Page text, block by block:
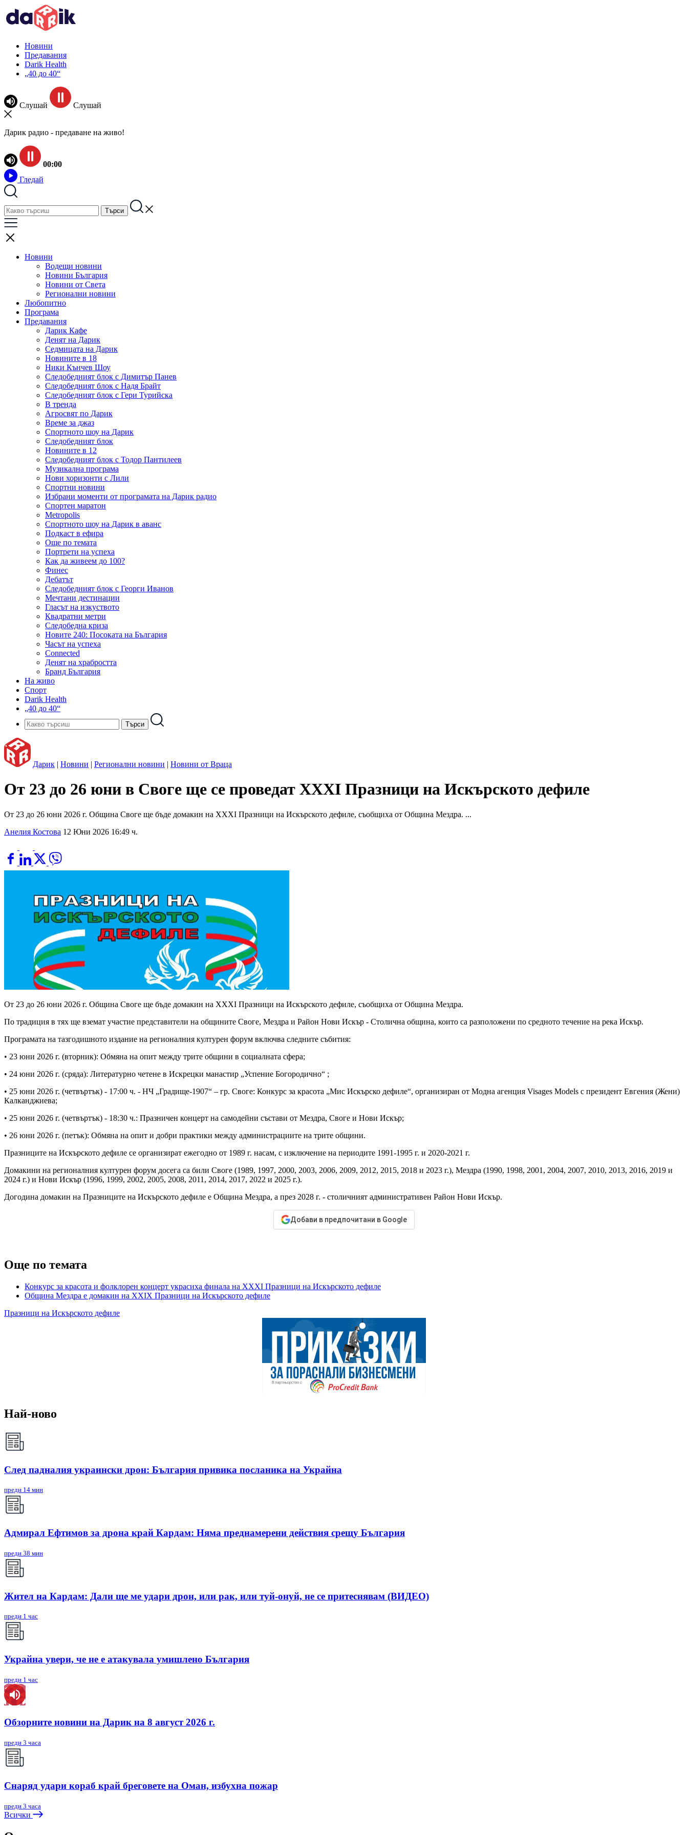
Новини
Предавания
Darik Health
„40 до 40“
Слушай Слушай
Дарик радио - предаване на живо!
00:00
Гледай
Новини
Водещи новини
Новини България
Новини от Света
Регионални новини
Любопитно
Програма
Предавания
Дарик Кафе
Денят на Дарик
Седмицата на Дарик
Новините в 18
Ники Кънчев Шоу
Следобедният блок с Димитър Панев
Следобедният блок с Надя Брайт
Следобедният блок с Гери Турийска
В тренда
Агросвят по Дарик
Време за джаз
Спортното шоу на Дарик
Следобедният блок
Новините в 12
Следобедният блок с Тодор Пантилеев
Музикална програма
Нови хоризонти с Лили
Спортни новини
Избрани моменти от програмата на Дарик радио
Спортен маратон
Metropolis
Спортното шоу на Дарик в аванс
Подкаст в ефира
Още по темата
Портрети на успеха
Как да живеем до 100?
Финес
Дебатът
Следобедният блок с Георги Иванов
Мечтани дестинации
Гласът на изкуството
Квадратни метри
Следобедна криза
Новите 240: Посоката на България
Часът на успеха
Connected
Денят на храбростта
Бранд България
На живо
Спорт
Darik Health
„40 до 40“
Дарик | Новини | Регионални новини | Новини от Враца
От 23 до 26 юни в Своге ще се проведат XXXI Празници на Искърското дефиле
От 23 до 26 юни 2026 г. Община Своге ще бъде домакин на XXXI Празници на Искърското дефиле, съобщиха от Община Мездра. ...
Анелия Костова 12 Юни 2026 16:49 ч.
От 23 до 26 юни 2026 г. Община Своге ще бъде домакин на XXXI Празници на Искърското дефиле, съобщиха от Община Мездра.
По традиция в тях ще вземат участие представители на общините Своге, Мездра и Район Нови Искър - Столична община, които са разположени по средното течение на река Искър.
Програмата на тазгодишното издание на регионалния културен форум включва следните събития:
• 23 юни 2026 г. (вторник): Обмяна на опит между трите общини в социалната сфера;
• 24 юни 2026 г. (сряда): Литературно четене в Искрецки манастир „Успение Богородично“ ;
• 25 юни 2026 г. (четвъртък) - 17:00 ч. - НЧ „Градище-1907“ – гр. Своге: Конкурс за красота „Мис Искърско дефиле“, организиран от Модна агенция Visages Models с президент Евгения (Жени)
Калканджиева;
• 25 юни 2026 г. (четвъртък) - 18:30 ч.: Празничен концерт на самодейни състави от Мездра, Своге и Нови Искър;
• 26 юни 2026 г. (петък): Обмяна на опит и добри практики между администрациите на трите общини.
Празниците на Искърското дефиле се организират ежегодно от 1989 г. насам, с изключение на периодите 1991-1995 г. и 2020-2021 г.
Домакини на регионалния културен форум досега са били Своге (1989, 1997, 2000, 2003, 2006, 2009, 2012, 2015, 2018 и 2023 г.), Мездра (1990, 1998, 2001, 2004, 2007, 2010, 2013, 2016, 2019 и
2024 г.) и Нови Искър (1996, 1999, 2002, 2005, 2008, 2011, 2014, 2017, 2022 и 2025 г.).
Догодина домакин на Празниците на Искърското дефиле е Община Мездра, а през 2028 г. - столичният административен Район Нови Искър.
Добави в предпочитани в Google
Още по темата
Конкурс за красота и фолклорен концерт украсиха финала на XXXI Празници на Искърското дефиле
Община Мездра е домакин на XXIX Празници на Искърското дефиле
Празници на Искърското дефиле
Най-ново
След падналия украински дрон: България привика посланика на Украйна
преди 14 мин
Адмирал Ефтимов за дрона край Кардам: Няма преднамерени действия срещу България
преди 38 мин
Жител на Кардам: Дали ще ме удари дрон, или рак, или туй-онуй, не се притеснявам (ВИДЕО)
преди 1 час
Украйна увери, че не е атакувала умишлено България
преди 1 час
Обзорните новини на Дарик на 8 август 2026 г.
преди 3 часа
Снаряд удари кораб край бреговете на Оман, избухна пожар
преди 3 часа
Всички